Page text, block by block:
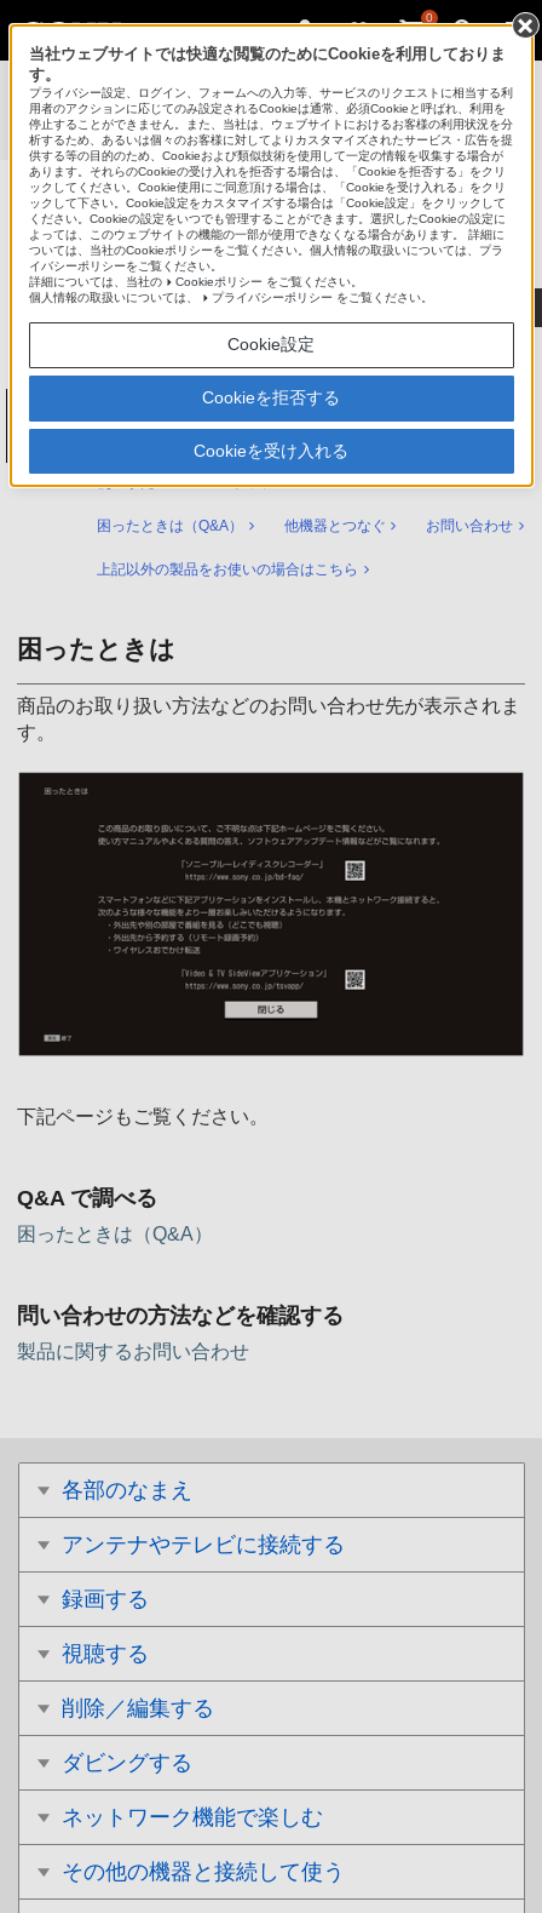
0
使いかたマニュアル（取扱説明 Web版）
BDZ-FBT6100 / BDZ-FBT4100 / BDZ-FBT2100 / BDZ-
FBW2100 / BDZ-FBW1100 使いかたマニュアル
ブルーレイディスク/DVDレコーダー
サポート・お問い合わせ
ブルーレイディスク/DVDレコーダー
BDZ-FBT6100 / BDZ-FBT4100 / BDZ-
FBT2100 / BDZ-FBW2100 / BDZ-FBW1100
使いかたマニュアル トップ
困ったときは（Q&A） 他機器とつなぐ お問い合わせ
上記以外の製品をお使いの場合はこちら
各部のなまえ
アンテナやテレビに接続する
録画する
視聴する
削除／編集する
ダビングする
ネットワーク機能で楽しむ
その他の機器と接続して使う
困ったときは
商品のお取り扱い方法などのお問い合わせ先が表示されま
す。
下記ページもご覧ください。
Q&A で調べる
困ったときは（Q&A）
問い合わせの方法などを確認する
製品に関するお問い合わせ
当社ウェブサイトでは快適な閲覧のためにCookieを利用しておりま
す。
プライバシー設定、ログイン、フォームへの入力等、サービスのリクエストに相当する利
用者のアクションに応じてのみ設定されるCookieは通常、必須Cookieと呼ばれ、利用を
停止することができません。また、当社は、ウェブサイトにおけるお客様の利用状況を分
析するため、あるいは個々のお客様に対してよりカスタマイズされたサービス・広告を提
供する等の目的のため、Cookieおよび類似技術を使用して一定の情報を収集する場合が
あります。それらのCookieの受け入れを拒否する場合は、「Cookieを拒否する」をクリ
ックしてください。Cookie使用にご同意頂ける場合は、「Cookieを受け入れる」をクリ
ックして下さい。Cookie設定をカスタマイズする場合は「Cookie設定」をクリックして
ください。Cookieの設定をいつでも管理することができます。選択したCookieの設定に
よっては、このウェブサイトの機能の一部が使用できなくなる場合があります。 詳細に
ついては、当社のCookieポリシーをご覧ください。個人情報の取扱いについては、プラ
イバシーポリシーをご覧ください。
詳細については、当社の
Cookieポリシー をご覧ください。
個人情報の取扱いについては、
プライバシーポリシー をご覧ください。
Cookie設定
Cookieを拒否する
Cookieを受け入れる